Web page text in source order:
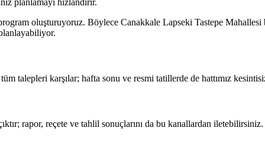
oluşturuyoruz. Böylece Canakkale Lapseki Tastepe
talepleri karşılar; hafta sonu ve resmi tatillerde de hattımız
rapor, reçete ve tahlil sonuçlarını da bu kanallardan iletebilirsiniz.